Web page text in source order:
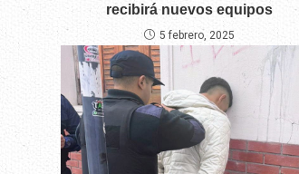
recibirá nuevos equipos
5 febrero, 2025